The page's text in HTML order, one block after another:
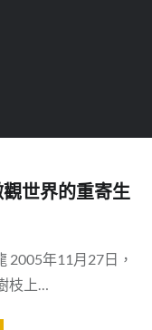
世界的重寄生
2005年11月27日，
枝上…